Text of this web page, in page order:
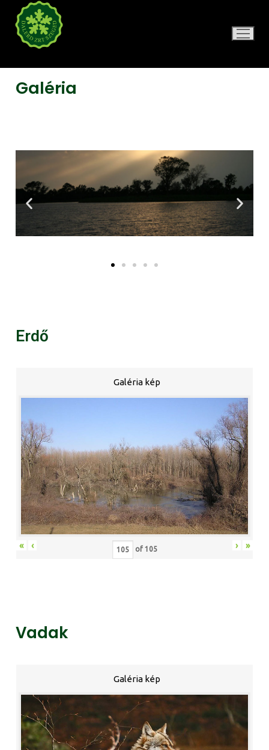
Galéria
Erdő
Galéria kép
« ‹ of 105 › »
Vadak
Galéria kép